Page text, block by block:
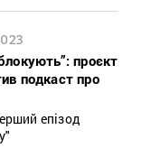
проєкт
подкаст про
епізод